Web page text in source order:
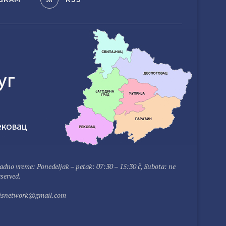
vreme: Ponedeljak – petak: 07:30 – 15:30 č, Subota: ne